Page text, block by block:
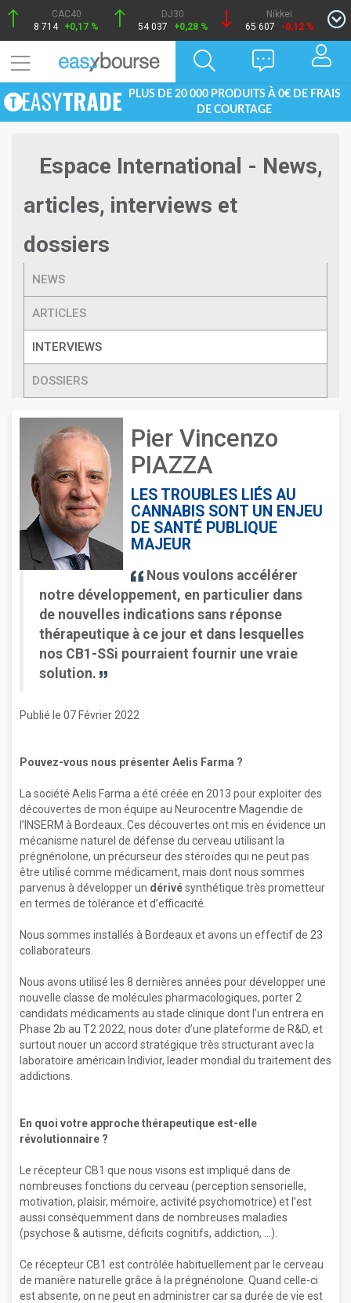
CAC40
8 714 +0,17 %
DJ30
54 037
+0,28 %
Nikkei
65 607
-0,12 %
PLUS DE 20 000 PRODUITS À 0€ DE FRAIS
DE COURTAGE
Espace International - News,
articles, interviews et
dossiers
NEWS
ARTICLES
INTERVIEWS
DOSSIERS
Pier Vincenzo
PIAZZA
LES TROUBLES LIÉS AU
CANNABIS SONT UN ENJEU
DE SANTÉ PUBLIQUE
MAJEUR
Nous voulons accélérer
notre développement, en particulier dans
de nouvelles indications sans réponse
thérapeutique à ce jour et dans lesquelles
nos CB1-SSi pourraient fournir une vraie
solution.
Publié le 07 Février 2022
Pouvez-vous nous présenter Aelis Farma ?
La société Aelis Farma a été créée en 2013 pour exploiter des
découvertes de mon équipe au Neurocentre Magendie de
l’INSERM à Bordeaux. Ces découvertes ont mis en évidence un
mécanisme naturel de défense du cerveau utilisant la
prégnénolone, un précurseur des stéroïdes qui ne peut pas
être utilisé comme médicament, mais dont nous sommes
parvenus à développer un dérivésynthétique très prometteur
en termes de tolérance et d’efficacité.
Nous sommes installés à Bordeaux et avons un effectif de 23
collaborateurs.
Nous avons utilisé les 8 dernières années pour développer une
nouvelle classe de molécules pharmacologiques, porter 2
candidats médicaments au stade clinique dont l’un entrera en
Phase 2b au T2 2022, nous doter d’une plateforme de R&D, et
surtout nouer un accord stratégique très structurant avec la
laboratoire américain Indivior, leader mondial du traitement des
addictions.
En quoi votre approche thérapeutique est-elle
révolutionnaire ?
Le récepteur CB1 que nous visons est impliqué dans de
nombreuses fonctions du cerveau (perception sensorielle,
motivation, plaisir, mémoire, activité psychomotrice) et l’est
aussi conséquemment dans de nombreuses maladies
(psychose & autisme, déficits cognitifs, addiction, …).
Ce récepteur CB1 est contrôlée habituellement par le cerveau
de manière naturelle grâce à la prégnénolone. Quand celle-ci
est absente, on ne peut en administrer car sa durée de vie est